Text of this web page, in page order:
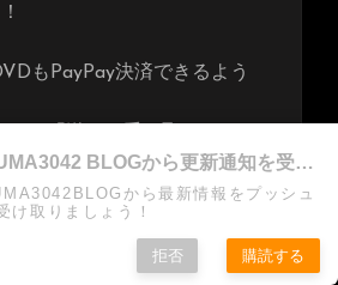
もPayPay決済できるよう
イID「satsuma3042」と入力
の他、サツマスク、お好み
用下さい。
SATSUMA3042 BLOGから更新通知を受け取る
から最新情報をプッシュ
け取りましょう！
拒否 購読する